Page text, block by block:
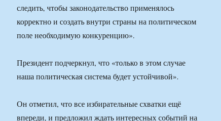
следить, чтобы законодательство применялось
корректно и создать внутри страны на политическом
поле необходимую конкуренцию».
Президент подчеркнул, что «только в этом случае
наша политическая система будет устойчивой».
Он отметил, что все избирательные схватки ещё
впереди, и предложил ждать интересных событий на